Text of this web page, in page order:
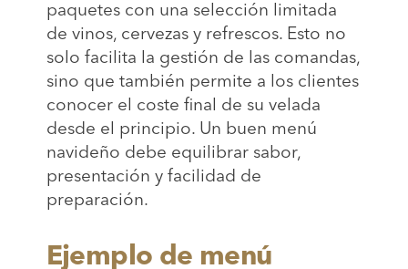
paquetes con una selección limitada
de vinos, cervezas y refrescos. Esto no
solo facilita la gestión de las comandas,
sino que también permite a los clientes
conocer el coste final de su velada
desde el principio. Un buen menú
navideño debe equilibrar sabor,
presentación y facilidad de
preparación.
Ejemplo de menú